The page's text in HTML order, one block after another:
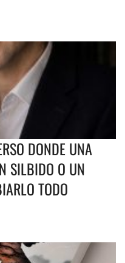
DONDE UNA
SILBIDO O UN
TODO